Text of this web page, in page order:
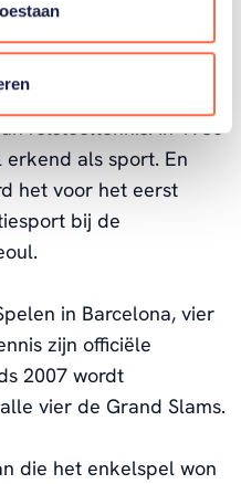
geïntroduceerd door
bij zijn
rolstoeltennis. In 1980
als sport. En
het voor het eerst
bij de
in Barcelona, vier
zijn officiële
2007 wordt
vier de Grand Slams.
die het enkelspel won